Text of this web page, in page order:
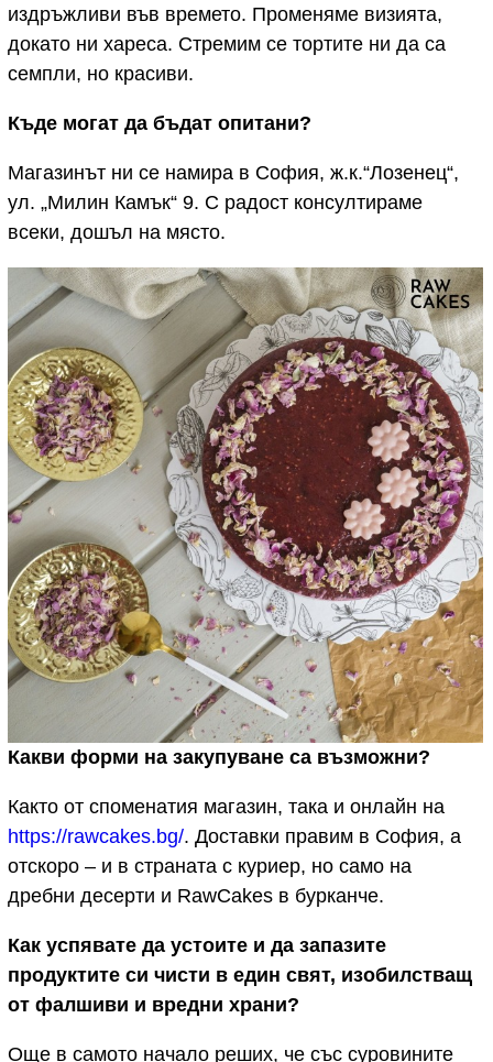
издръжливи във времето. Променяме визията,
докато ни хареса. Стремим се тортите ни да са
семпли, но красиви.
Къде могат да бъдат опитани?
Магазинът ни се намира в София, ж.к.“Лозенец“,
ул. „Милин Камък“ 9. С радост консултираме
всеки, дошъл на място.
Какви форми на закупуване са възможни?
Както от споменатия магазин, така и онлайн на
https://rawcakes.bg/. Доставки правим в София, а
отскоро – и в страната с куриер, но само на
дребни десерти и RawCakes в бурканче.
Как успявате да устоите и да запазите
продуктите си чисти в един свят, изобилстващ
от фалшиви и вредни храни?
Още в самото начало реших, че със суровините